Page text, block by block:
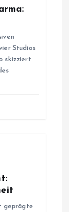
Studios
skizziert
geprägte